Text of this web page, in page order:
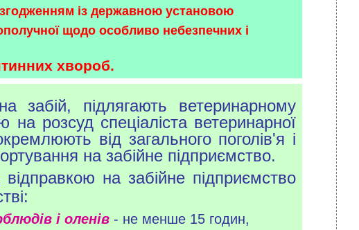
із державною установою
щодо особливо небезпечних і
хвороб.
забій, підлягають ветеринарному
розсуд спеціаліста ветеринарної
від загального поголів'я і
на забійне підприємство.
на забійне підприємство
і оленів - не менше 15 годин,